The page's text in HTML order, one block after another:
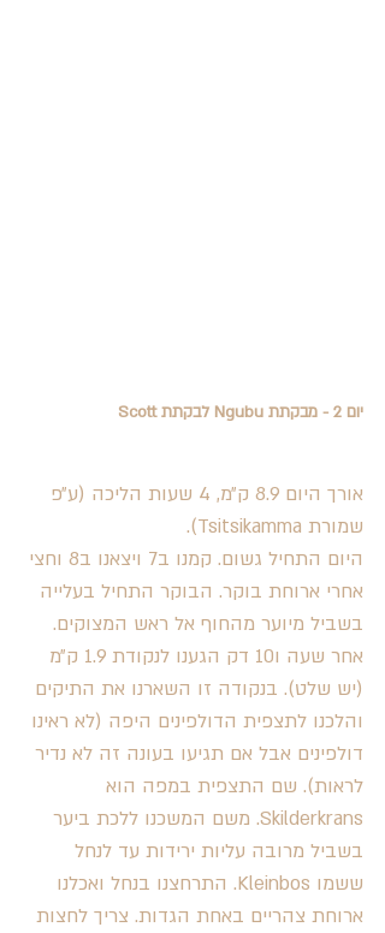
יום 2 - מבקתת Ngubu לבקתת Scott
אורך היום 8.9 ק״מ, 4 שעות הליכה (ע״פ
שמורת Tsitsikamma).
היום התחיל גשום. קמנו ב7 ויצאנו ב8 וחצי
אחרי ארוחת בוקר. הבוקר התחיל בעלייה
בשביל מיוער מהחוף אל ראש המצוקים.
אחר שעה ו10 דק הגענו לנקודת 1.9 ק״מ
(יש שלט). בנקודה זו השארנו את התיקים
והלכנו לתצפית הדולפינים היפה (לא ראינו
דולפינים אבל אם תגיעו בעונה זה לא נדיר
לראות). שם התצפית במפה הוא
Skilderkrans. משם המשכנו ללכת ביער
בשביל מרובה עליות ירידות עד לנחל
ששמו Kleinbos. התרחצנו בנחל ואכלנו
ארוחת צהריים באחת הגדות. צריך לחצות